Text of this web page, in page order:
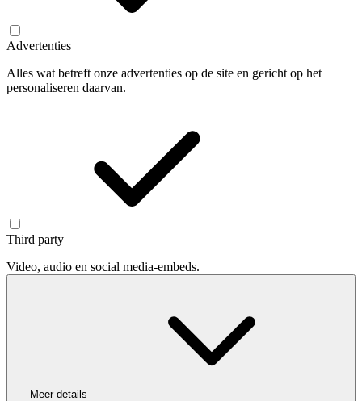
Advertenties
Alles wat betreft onze advertenties op de site en gericht op het
personaliseren daarvan.
Third party
Video, audio en social media-embeds.
Meer details